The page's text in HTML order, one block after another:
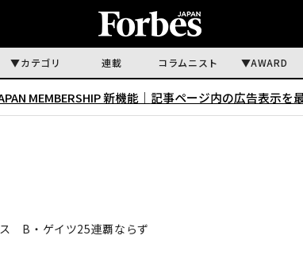
カテゴリ 連載 コラムニスト AWARD
MEMBERSHIP 新機能｜ 記事ページ内の広告表示を
B・ゲイツ25連覇ならず